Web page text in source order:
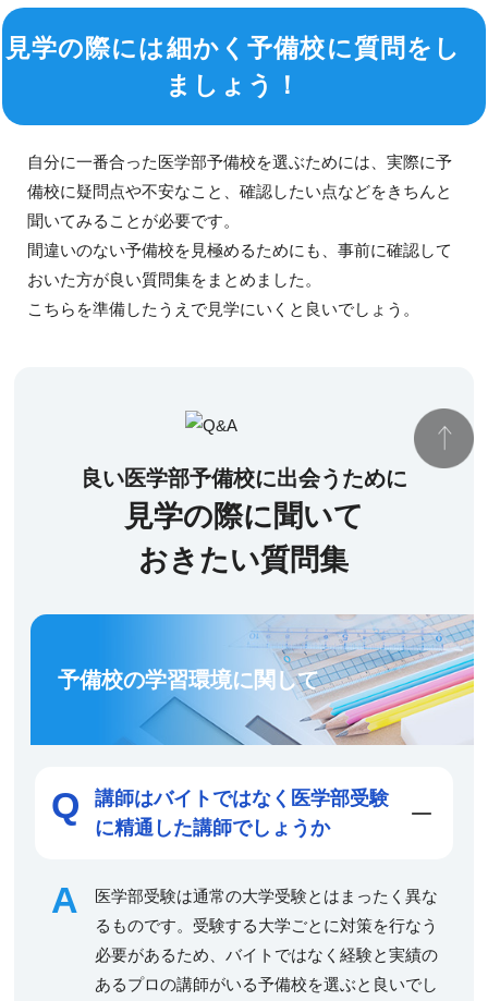
見学の際には細かく予備校に質問をし
ましょう！
自分に一番合った医学部予備校を選ぶためには、実際に予
備校に疑問点や不安なこと、確認したい点などをきちんと
聞いてみることが必要です。
間違いのない予備校を見極めるためにも、事前に確認して
おいた方が良い質問集をまとめました。
こちらを準備したうえで見学にいくと良いでしょう。
良い医学部予備校に出会うために
見学の際に聞いて
おきたい質問集
予備校の学習環境に関して
講師はバイトではなく医学部受験
に精通した講師でしょうか
医学部受験は通常の大学受験とはまったく異な
るものです。受験する大学ごとに対策を行なう
必要があるため、バイトではなく経験と実績の
あるプロの講師がいる予備校を選ぶと良いでし